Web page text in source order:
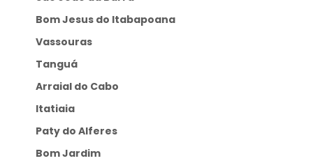
Bom Jesus do Itabapoana
Vassouras
Tanguá
Arraial do Cabo
Itatiaia
Paty do Alferes
Bom Jardim